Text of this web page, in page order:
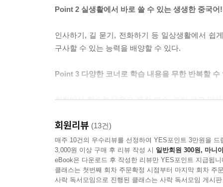
Point 2 실생활에서 바로 쓸 수 있는 생생한 중국어!
인사하기, 길 묻기, 전화하기 등 일상생활에서 쉽
구사할 수 있는 능력을 배양할 수 있다.
Point 3 다양한 코너로 학습 내용을 무한 반복할 수
회화에서 학습한 내용은 문장 연습, 그림 보고 말
Point 4 중국이야기, 노래, 게임 등으로 재미와 학
「그림으로 배우는 단어」, 「느끼자! 중국 문
부여한다.
회원리뷰 (13건)
매주 10건의 우수리뷰를 선정하여 YES포인트 3만원을 드
3,000원 이상 구매 후 리뷰 작성 시 일반회원 300원, 마니
eBook은 다운로드 후 작성한 리뷰만 YES포인트 지급됩니
클래스는 첫번째 회차 주문확정 시점부터 마지막 회차 주
사락 독서모임으로 진행된 클래스는 사락 독서모임 게시